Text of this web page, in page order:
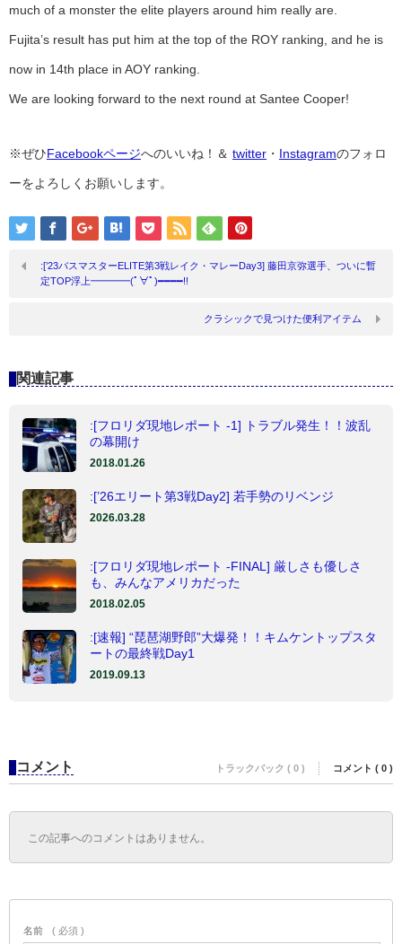
much of a monster the elite players around him really are.
Fujita’s result has put him at the top of the ROY ranking, and he is
now in 14th place in AOY ranking.
We are looking forward to the next round at Santee Cooper!
※ぜひFacebookページへのいいね！＆ twitter ・ Instagramのフォロ
ーをよろしくお願いします。
:[’23バスマスターELITE第3戦レイク・マレーDay3] 藤田京弥選手、ついに暫
定TOP浮上━━━━(ﾟ∀ﾟ)━━━━!!
クラシックで見つけた便利アイテム
関連記事
:[フロリダ現地レポート -1] トラブル発生！！波乱
の幕開け
2018.01.26
:[’26エリート第3戦Day2] 若手勢のリベンジ
2026.03.28
:[フロリダ現地レポート -FINAL] 厳しさも優しさ
も、みんなアメリカだった
2018.02.05
:[速報] “琵琶湖野郎”大爆発！！キムケントップスタ
ートの最終戦Day1
2019.09.13
コメント トラックバック ( 0 ) コメント ( 0 )
この記事へのコメントはありません。
名前 ( 必須 )